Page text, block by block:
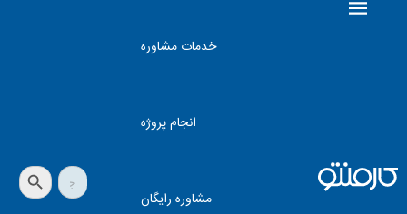
خدمات مشاوره
انجام پروژه
مشاوره رایگان
جستجو
برای:
دکمه جستجو